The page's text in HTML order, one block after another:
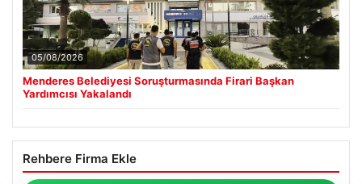
05/08/2026
Menderes Belediyesi Soruşturmasında Firari Başkan
Yardımcısı Yakalandı
Rehbere Firma Ekle